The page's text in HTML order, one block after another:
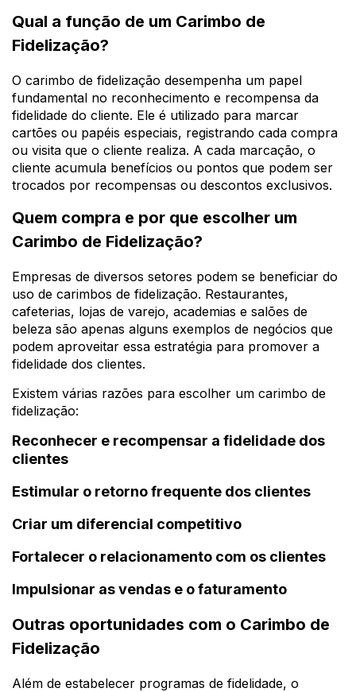
Qual a função de um Carimbo de
Fidelização?
O carimbo de fidelização desempenha um papel
fundamental no reconhecimento e recompensa da
fidelidade do cliente. Ele é utilizado para marcar
cartões ou papéis especiais, registrando cada compra
ou visita que o cliente realiza. A cada marcação, o
cliente acumula benefícios ou pontos que podem ser
trocados por recompensas ou descontos exclusivos.
Quem compra e por que escolher um
Carimbo de Fidelização?
Empresas de diversos setores podem se beneficiar do
uso de carimbos de fidelização. Restaurantes,
cafeterias, lojas de varejo, academias e salões de
beleza são apenas alguns exemplos de negócios que
podem aproveitar essa estratégia para promover a
fidelidade dos clientes.
Existem várias razões para escolher um carimbo de
fidelização:
Reconhecer e recompensar a fidelidade dos
clientes
Estimular o retorno frequente dos clientes
Criar um diferencial competitivo
Fortalecer o relacionamento com os clientes
Impulsionar as vendas e o faturamento
Outras oportunidades com o Carimbo de
Fidelização
Além de estabelecer programas de fidelidade, o